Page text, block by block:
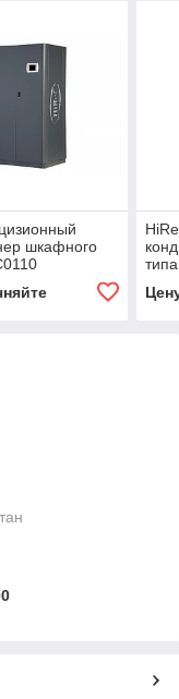
шкафного